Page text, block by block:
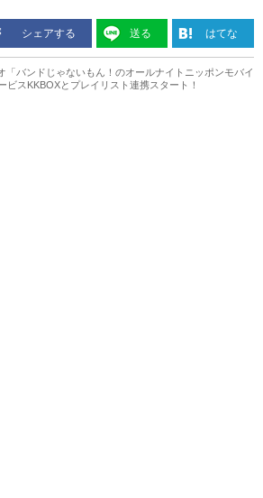
シェアする 送る はてな
「バンドじゃないもん！のオールナイトニッポンモバイ
ビスKKBOXとプレイリスト連携スタート！